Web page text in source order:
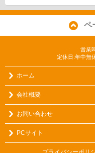
ペ
営業
定休日:年中無
ホーム
会社概要
お問い合わせ
PCサイト